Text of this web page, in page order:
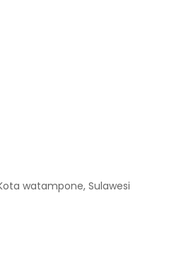
watampone, Sulawesi